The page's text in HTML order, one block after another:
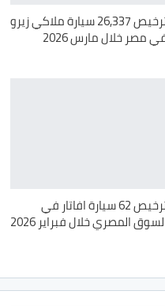
ترخيص 26,337 سيارة ملاكي زيرو
مصر خلال مارس 2026
ترخيص 62 سيارة افاتار في
المصري خلال فبراير 2026